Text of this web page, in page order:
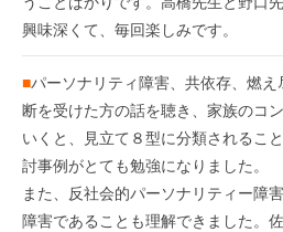
興味深くて、毎回楽しみです。
■パーソナリティ障害、共依存、燃
断を受けた方の話を聴き、家族のコ
いくと、見立て８型に分類されるこ
討事例がとても勉強になりました。
また、反社会的パーソナリティー障
障害であることも理解できました。